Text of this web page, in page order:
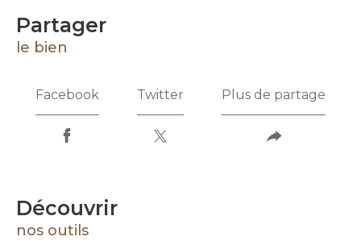
partager
le bien
Facebook Twitter Plus de partage
découvrir
nos outils